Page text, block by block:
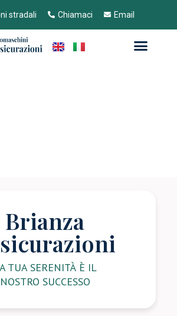
stradali Chiamaci Email
Brianza
TUA SERENITÀ È IL
NOSTRO SUCCESSO